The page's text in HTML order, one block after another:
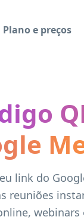
Plano e preços
link do
reuniões